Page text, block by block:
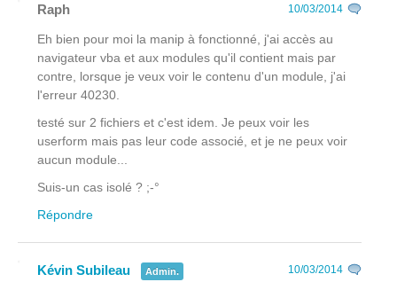
Raph 10/03/2014
Eh bien pour moi la manip à fonctionné, j'ai accès au
navigateur vba et aux modules qu'il contient mais par
contre, lorsque je veux voir le contenu d'un module, j'ai
l'erreur 40230.
testé sur 2 fichiers et c'est idem. Je peux voir les
userform mais pas leur code associé, et je ne peux voir
aucun module...
Suis-un cas isolé ? ;-°
Répondre
Kévin Subileau Admin. 10/03/2014